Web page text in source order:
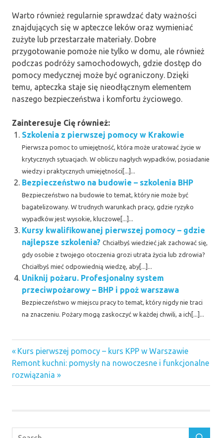
Warto również regularnie sprawdzać daty ważności
znajdujących się w apteczce leków oraz wymieniać
zużyte lub przestarzałe materiały. Dobre
przygotowanie pomoże nie tylko w domu, ale również
podczas podróży samochodowych, gdzie dostęp do
pomocy medycznej może być ograniczony. Dzięki
temu, apteczka staje się nieodłącznym elementem
naszego bezpieczeństwa i komfortu życiowego.
Zainteresuje Cię również:
Szkolenia z pierwszej pomocy w Krakowie
Pierwsza pomoc to umiejętność, która może uratować życie w
krytycznych sytuacjach. W obliczu nagłych wypadków, posiadanie
wiedzy i praktycznych umiejętności[...]...
Bezpieczeństwo na budowie – szkolenia BHP
Bezpieczeństwo na budowie to temat, który nie może być
bagatelizowany. W trudnych warunkach pracy, gdzie ryzyko
wypadków jest wysokie, kluczowe[...]...
Kursy kwalifikowanej pierwszej pomocy – gdzie
najlepsze szkolenia? Chciałbyś wiedzieć jak zachować się,
gdy osobie z twojego otoczenia grozi utrata życia lub zdrowia?
Chciałbyś mieć odpowiednią wiedzę, aby[...]...
Uniknij pożaru. Profesjonalny system
przeciwpożarowy – BHP i ppoż warszawa
Bezpieczeństwo w miejscu pracy to temat, który nigdy nie traci
na znaczeniu. Pożary mogą zaskoczyć w każdej chwili, a ich[...]...
apteczka
pierwszej
pomocy
apteczka
warszawa
Nawigacja
wpisu
Previous
Post:
Kurs pierwszej pomocy – kurs KPP w Warszawie
Next
Post:
Remont kuchni: pomysły na nowoczesne i funkcjonalne
rozwiązania